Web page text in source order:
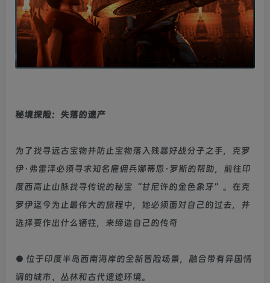
秘境探险：失落的遗产
为了找寻远古宝物并防止宝物落入残暴好战分子之手，克罗
伊·弗雷泽必须寻求知名雇佣兵娜蒂恩·罗斯的帮助，前往印
度西高止山脉找寻传说的秘宝“甘尼许的金色象牙”。在克
罗伊迄今为止最伟大的旅程中，她必须面对自己的过去，并
选择要作出什么牺牲，来缔造自己的传奇
● 位于印度半岛西南海岸的全新冒险场景，融合带有异国情
调的城市、丛林和古代遗迹环境。